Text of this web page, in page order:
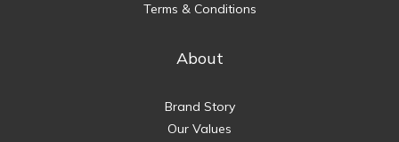
Terms & Conditions
About
Brand Story
Our Values